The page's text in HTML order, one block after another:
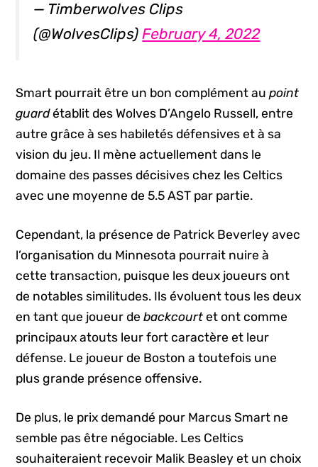
— Timberwolves Clips
(@WolvesClips)February 4, 2022
Smart pourrait être un bon complément aupoint
guardétablit des Wolves D’Angelo Russell, entre
autre grâce à ses habiletés défensives et à sa
vision du jeu. Il mène actuellement dans le
domaine des passes décisives chez les Celtics
avec une moyenne de 5.5 AST par partie.
Cependant, la présence de Patrick Beverley avec
l’organisation du Minnesota pourrait nuire à
cette transaction, puisque les deux joueurs ont
de notables similitudes. Ils évoluent tous les deux
en tant que joueur debackcourt et ont comme
principaux atouts leur fort caractère et leur
défense. Le joueur de Boston a toutefois une
plus grande présence offensive.
De plus, le prix demandé pour Marcus Smart ne
semble pas être négociable. Les Celtics
souhaiteraient recevoir Malik Beasley et un choix